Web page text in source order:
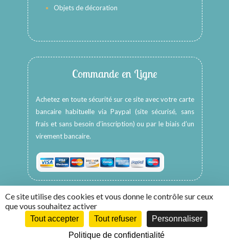
Objets de décoration
Commande en Ligne
Achetez en toute sécurité sur ce site avec votre carte
bancaire habituelle via Paypal (site sécurisé, sans
frais et sans besoin d’inscription) ou par le biais d’un
virement bancaire.
Copyright © 2026 -HappyColors Créations
Création WebCom.Me
Ce site utilise des cookies et vous donne le contrôle sur ceux
que vous souhaitez activer
Tout accepter Tout refuser
Personnaliser
Politique de confidentialité